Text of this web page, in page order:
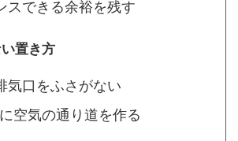
スできる余裕を残す
置き方
気口をふさがない
空気の通り道を作る